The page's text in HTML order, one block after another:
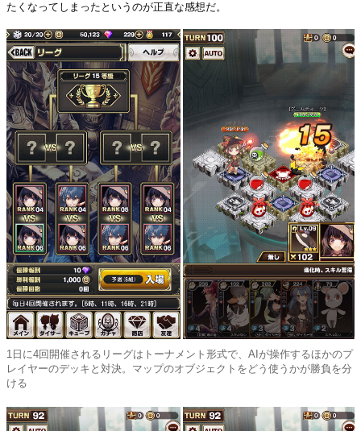
たくなってしまったというのが正直な感想だ。
1日に4回開催されるリーグはトーナメント形式で、AIが操作するほかのプ
レイヤーのデッキと対決。マップのオブジェクトをどう使うかが勝負を分
ける